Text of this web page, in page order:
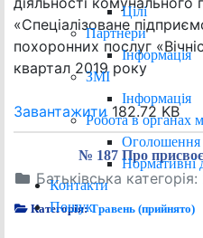
Цілі
Партнери
Інформація
ЗМІ
Інформація
Робота в органах
Оголошення
Нормативні
Контакти
Пошук
«Спеціалізоване
похоронних послуг
квартал 2019 року
Завантажити182.72 KB
№ 187 Про
Батьківська категорія:
Категорія:Травень (прийнято)